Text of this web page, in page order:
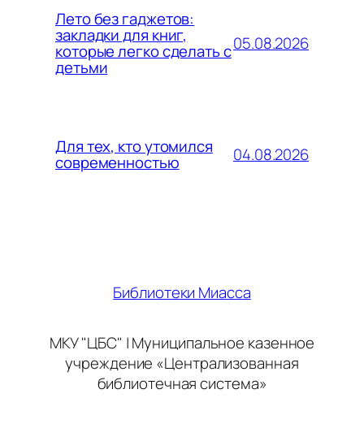
Лето без гаджетов:
закладки для книг,
которые легко сделать с
детьми
05.08.2026
Для тех, кто утомился
современностью 04.08.2026
Библиотеки Миасса
МКУ "ЦБС" | Муниципальное казенное
учреждение «Централизованная
библиотечная система»